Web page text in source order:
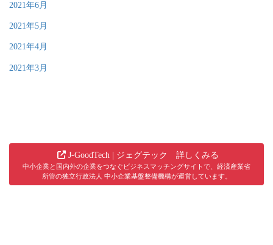
2021年6月
2021年5月
2021年4月
2021年3月
J-GoodTech | ジェグテック 詳しくみる
中小企業と国内外の企業をつなぐビジネスマッチングサイトで、経済産業省
所管の独立行政法人 中小企業基盤整備機構が運営しています。